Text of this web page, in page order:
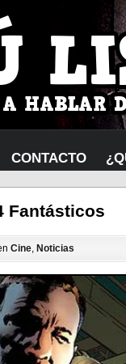
CONTACTO
Fantásticos
Cine, Noticias